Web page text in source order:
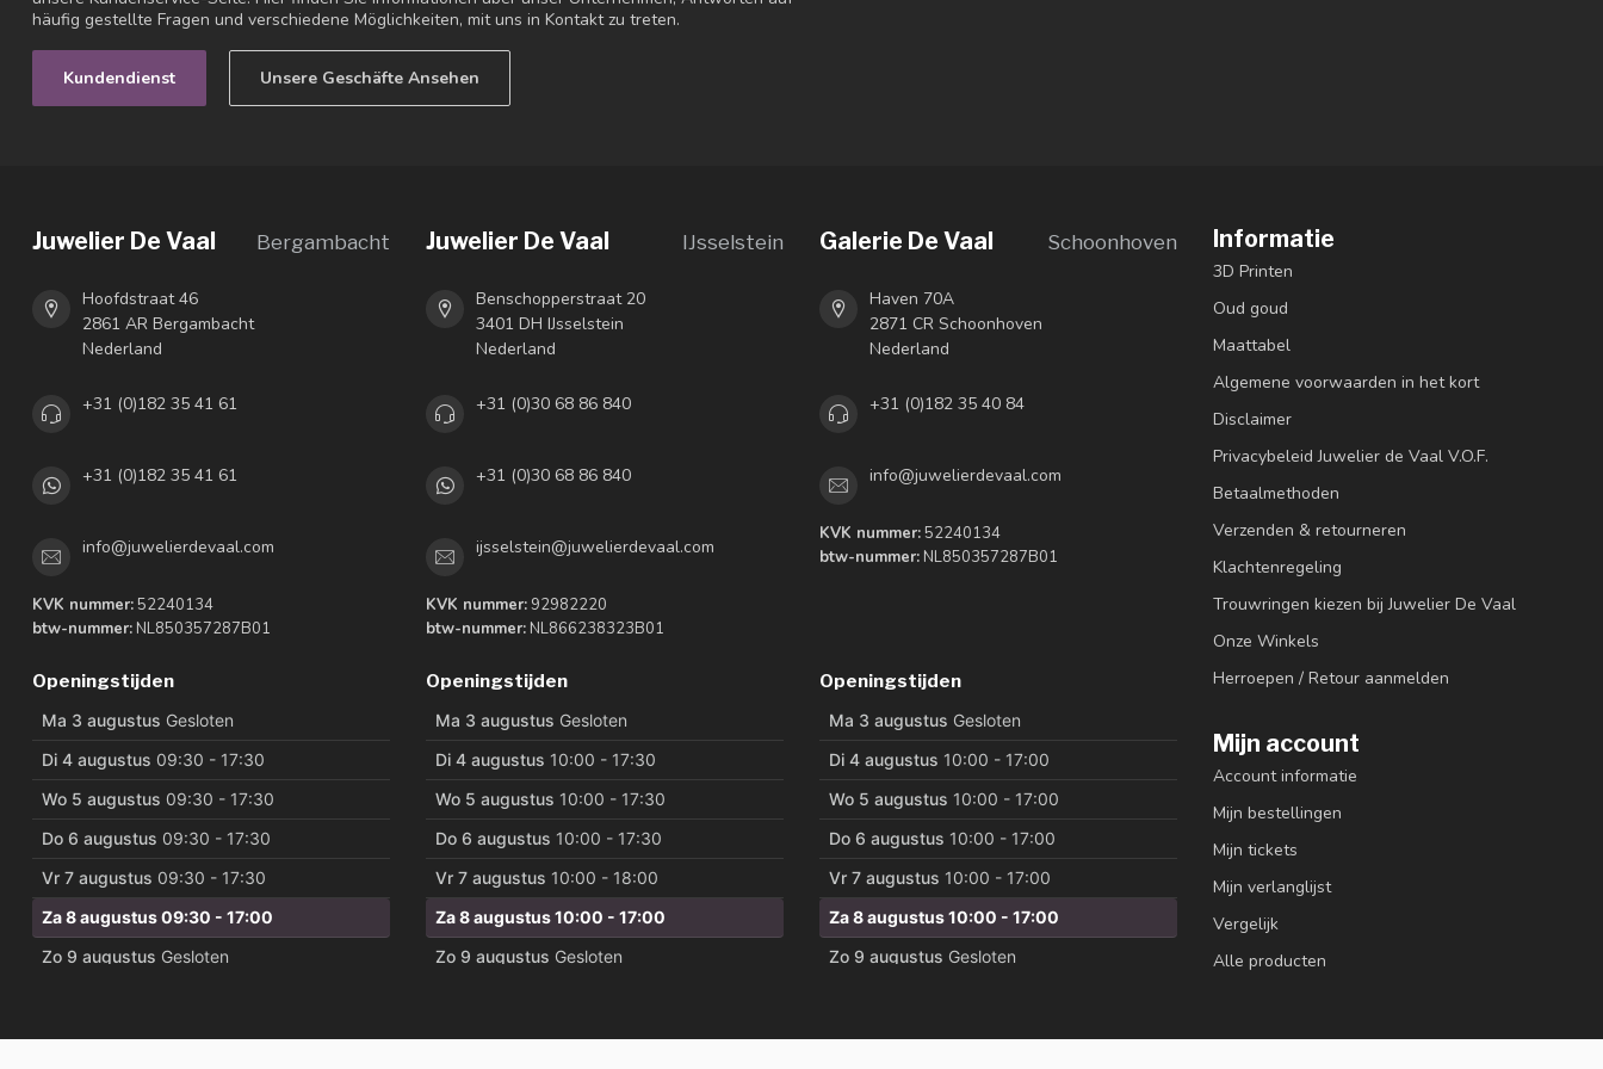
häufig gestellte Fragen und verschiedene Möglichkeiten, mit uns in Kontakt zu treten.
Kundendienst Unsere Geschäfte Ansehen
Juwelier De Vaal Bergambacht
Hoofdstraat 46
2861 AR Bergambacht
Nederland
+31 (0)182 35 41 61
+31 (0)182 35 41 61
info@juwelierdevaal.com
KVK nummer: 52240134
btw-nummer: NL850357287B01
Openingstijden
Juwelier De Vaal IJsselstein
Benschopperstraat 20
3401 DH IJsselstein
Nederland
+31 (0)30 68 86 840
+31 (0)30 68 86 840
ijsselstein@juwelierdevaal.com
KVK nummer:92982220
btw-nummer: NL866238323B01
Openingstijden
Galerie De Vaal Schoonhoven
Haven 70A
2871 CR Schoonhoven
Nederland
+31 (0)182 35 40 84
info@juwelierdevaal.com
KVK nummer: 52240134
btw-nummer: NL850357287B01
Openingstijden
Informatie
3D Printen
Oud goud
Maattabel
Algemene voorwaarden in het kort
Disclaimer
Privacybeleid Juwelier de Vaal V.O.F.
Betaalmethoden
Verzenden & retourneren
Klachtenregeling
Trouwringen kiezen bij Juwelier De Vaal
Onze Winkels
Herroepen / Retour aanmelden
Mijn account
Account informatie
Mijn bestellingen
Mijn tickets
Mijn verlanglijst
Vergelijk
Alle producten